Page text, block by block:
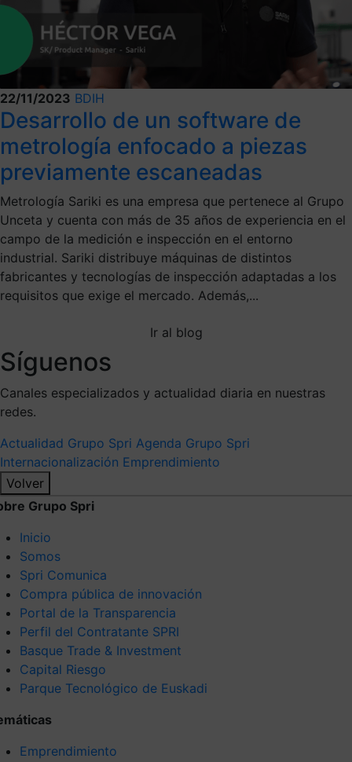
22/11/2023 BDIH
Desarrollo de un software de
metrología enfocado a piezas
previamente escaneadas
Metrología Sariki es una empresa que pertenece al Grupo
Unceta y cuenta con más de 35 años de experiencia en el
campo de la medición e inspección en el entorno
industrial. Sariki distribuye máquinas de distintos
fabricantes y tecnologías de inspección adaptadas a los
requisitos que exige el mercado. Además,...
Ir al blog
Síguenos
Canales especializados y actualidad diaria en nuestras
redes.
Actualidad Grupo Spri Agenda Grupo Spri
Internacionalización Emprendimiento
Volver
Grupo Spri
Inicio
Somos
Spri Comunica
Compra pública de innovación
Portal de la Transparencia
Perfil del Contratante SPRI
Basque Trade & Investment
Capital Riesgo
Parque Tecnológico de Euskadi
Emprendimiento